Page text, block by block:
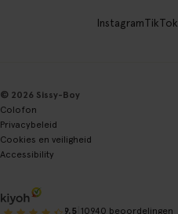
InstagramTikTok
© 2026 Sissy-Boy
Colofon
Privacybeleid
Cookies en veiligheid
Accessibility
9.5 10940 beoordelingen